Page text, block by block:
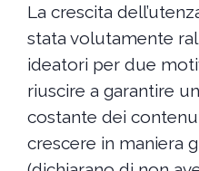
La crescita
stata volutamente
ideatori per due
riuscire a garantire
costante dei
crescere in maniera